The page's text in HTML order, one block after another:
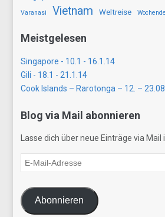
Varanasi Vietnam Weltreise Wochende
Meistgelesen
Singapore - 10.1 - 16.1.14
Gili - 18.1 - 21.1.14
Cook Islands – Rarotonga – 12. –
Blog via Mail abonnieren
Lasse dich über neue Einträge via Mail
E-
Mail-
Abonnieren